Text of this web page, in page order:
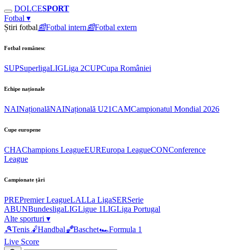
DOLCESPORT
Fotbal ▾
Știri fotbal📰Fotbal intern📰Fotbal extern
Fotbal românesc
SUPSuperligaLIGLiga 2CUPCupa României
Echipe naționale
NAINaționalăNAINațională U21CAMCampionatul Mondial 2026
Cupe europene
CHAChampions LeagueEUREuropa LeagueCONConference
League
Campionate țări
PREPremier LeagueLALLa LigaSERSerie
ABUNBundesligaLIGLigue 1LIGLiga Portugal
Alte sporturi ▾
🎾Tenis 🤾Handbal🏀Baschet🏎Formula 1
Live Score